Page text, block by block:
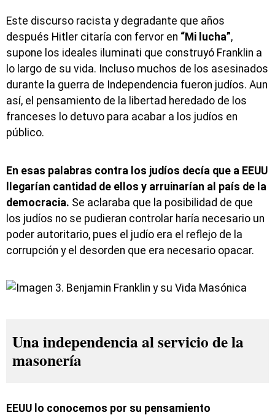
Este discurso racista y degradante que años
después Hitler citaría con fervor en “Mi lucha”,
supone los ideales iluminati que construyó Franklin a
lo largo de su vida. Incluso muchos de los asesinados
durante la guerra de Independencia fueron judíos. Aun
así, el pensamiento de la libertad heredado de los
franceses lo detuvo para acabar a los judíos en
público.
En esas palabras contra los judíos decía que a EEUU
llegarían cantidad de ellos y arruinarían al país de la
democracia. Se aclaraba que la posibilidad de que
los judíos no se pudieran controlar haría necesario un
poder autoritario, pues el judío era el reflejo de la
corrupción y el desorden que era necesario opacar.
Una independencia al servicio de la
masonería
EEUU lo conocemos por su pensamiento